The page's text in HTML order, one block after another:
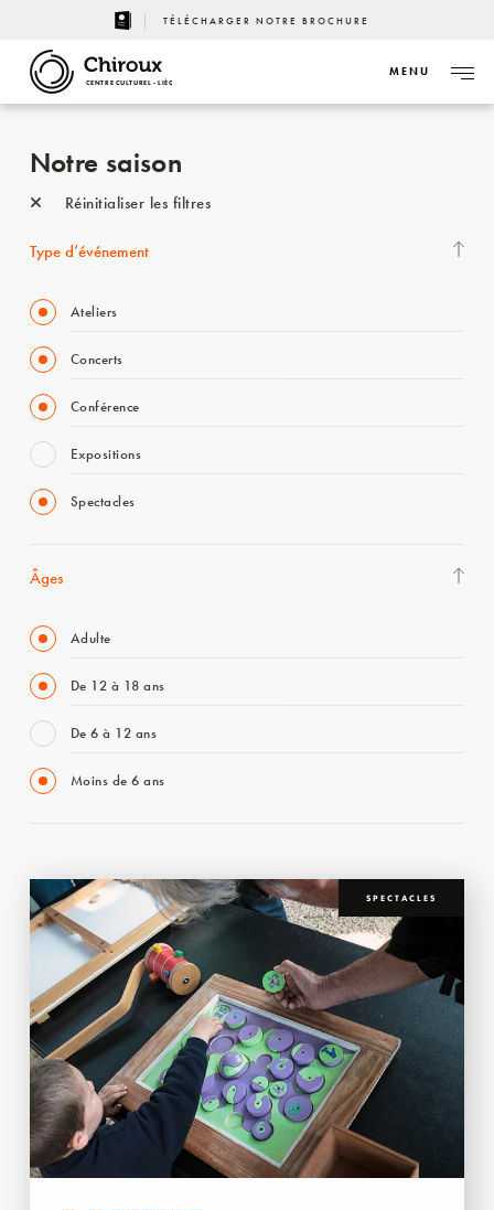
TÉLÉCHARGER NOTRE BROCHURE
CENTRE CULTUREL - LIÈGE
MENU
Notre saison
Réinitialiser les filtres
Type d’événement
Ateliers
Concerts
Conférence
Expositions
Spectacles
Âges
Adulte
De 12 à 18 ans
De 6 à 12 ans
Moins de 6 ans
SPECTACLES